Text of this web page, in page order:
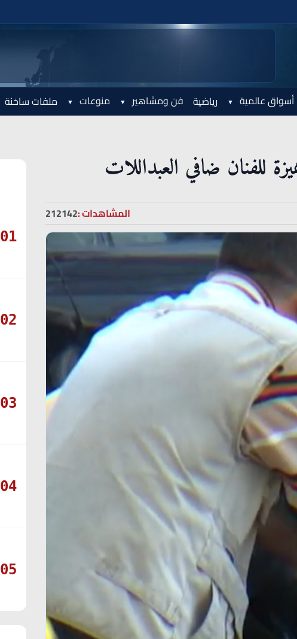
أسواق عالمية رياضية فن ومشاهير منوعات ملفات ساخنة
ضافي العبداللات
المشاهدات :212142
01
02
03
04
05